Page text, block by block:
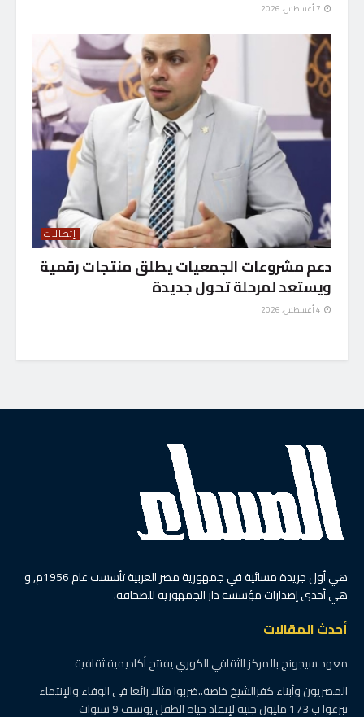
إتصالات
دعم مشروعات الجمعيات يطلق منتجات رقمية
ويستعد لمرحلة تحول جديدة
هي أول جريدة مسائية في جمهورية مصر العربية تأسست عام 1956م, و
هي أحدى إصدارات مؤسسة دار الجمهورية للصحافة.
أحدث المقالات
معهد سيجونج بالمركز الثقافي الكوري يفتتح أكاديمية ثقافية
المصريون وأبناء كفرالشيخ خاصة..ضربوا مثالا رائعا فى الوفاء والإنتماء
تبرعوا ب 173 مليون جنيه لإنقاذ حياه الطفل يوسف 9 سنوات